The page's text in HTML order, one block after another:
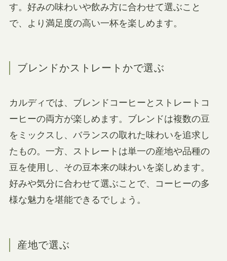
す。好みの味わいや飲み方に合わせて選ぶこと
で、より満足度の高い一杯を楽しめます。
ブレンドかストレートかで選ぶ
カルディでは、ブレンドコーヒーとストレートコ
ーヒーの両方が楽しめます。ブレンドは複数の豆
をミックスし、バランスの取れた味わいを追求し
たもの。一方、ストレートは単一の産地や品種の
豆を使用し、その豆本来の味わいを楽しめます。
好みや気分に合わせて選ぶことで、コーヒーの多
様な魅力を堪能できるでしょう。
産地で選ぶ